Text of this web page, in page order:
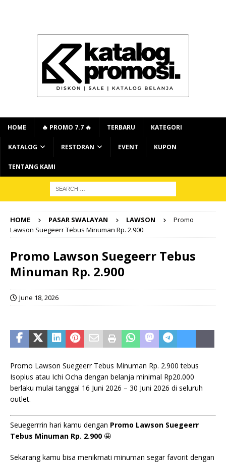
HOME 🔥 PROMO 7.7 🔥 TERBARU KATEGORI
KATALOG RESTORAN EVENT KUPON
TENTANG KAMI
HOME PASAR SWALAYAN LAWSON
Promo
Lawson Suegeerr Tebus Minuman Rp. 2.900
Promo Lawson Suegeerr Tebus
Minuman Rp. 2.900
June 18, 2026
Promo Lawson Suegeerr Tebus Minuman Rp. 2.900 tebus
Isoplus atau Ichi Ocha dengan belanja minimal Rp20.000
berlaku mulai tanggal 16 Juni 2026 – 30 Juni 2026 di seluruh
outlet.
Seuegerrrin hari kamu dengan Promo Lawson Suegeerr
Tebus Minuman Rp. 2.900 🤩
Sekarang kamu bisa menikmati minuman segar favorit dengan